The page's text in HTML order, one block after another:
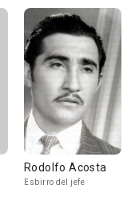
Rodolfo Acosta
Esbirro del jefe